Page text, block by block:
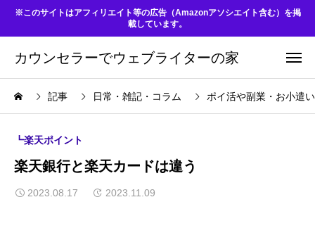
※このサイトはアフィリエイト等の広告（Amazonアソシエイト含む）を掲
載しています。
カウンセラーでウェブライターの家
記事 日常・雑記・コラム ポイ活や副業・お小遣
┗楽天ポイント
楽天銀行と楽天カードは違う
2023.08.17 2023.11.09